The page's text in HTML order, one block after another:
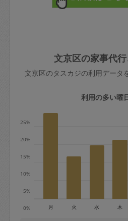
依頼者不在による当日
金額の100%＋交通費全
※例：依頼日時／土曜
金曜日9時～土曜日8時
＋交通費全額
依頼者不在による当日
きた場合は損害保険の
ご注意ください。
けてください。
玉、など
あわせてこちらも参照
はありますか？
文京区の家事代
文京区のタスカジの利用データ
利用の多い曜
0%
5%
10%
15%
20%
25%
月 火 水 木